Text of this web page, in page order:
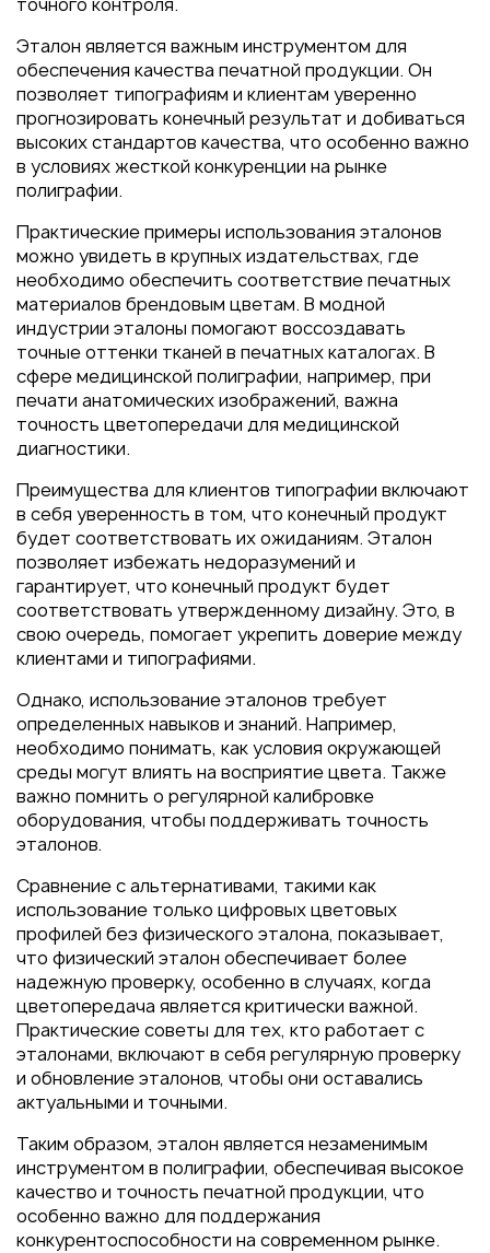
Эталон является важным инструментом для
обеспечения качества печатной продукции. Он
позволяет типографиям и клиентам уверенно
прогнозировать конечный результат и добиваться
высоких стандартов качества, что особенно важно
в условиях жесткой конкуренции на рынке
полиграфии.
Практические примеры использования эталонов
можно увидеть в крупных издательствах, где
необходимо обеспечить соответствие печатных
материалов брендовым цветам. В модной
индустрии эталоны помогают воссоздавать
точные оттенки тканей в печатных каталогах. В
сфере медицинской полиграфии, например, при
печати анатомических изображений, важна
точность цветопередачи для медицинской
диагностики.
Преимущества для клиентов типографии включают
в себя уверенность в том, что конечный продукт
будет соответствовать их ожиданиям. Эталон
позволяет избежать недоразумений и
гарантирует, что конечный продукт будет
соответствовать утвержденному дизайну. Это, в
свою очередь, помогает укрепить доверие между
клиентами и типографиями.
Однако, использование эталонов требует
определенных навыков и знаний. Например,
необходимо понимать, как условия окружающей
среды могут влиять на восприятие цвета. Также
важно помнить о регулярной калибровке
оборудования, чтобы поддерживать точность
эталонов.
Сравнение с альтернативами, такими как
использование только цифровых цветовых
профилей без физического эталона, показывает,
что физический эталон обеспечивает более
надежную проверку, особенно в случаях, когда
цветопередача является критически важной.
Практические советы для тех, кто работает с
эталонами, включают в себя регулярную проверку
и обновление эталонов, чтобы они оставались
актуальными и точными.
Таким образом, эталон является незаменимым
инструментом в полиграфии, обеспечивая высокое
качество и точность печатной продукции, что
особенно важно для поддержания
конкурентоспособности на современном рынке.